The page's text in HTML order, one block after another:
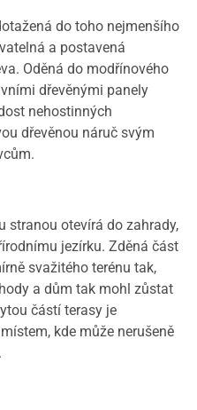
do toho nejmenšího
a postavená
Oděná do modřínového
dřevěnými panely
nehostinných
dřevěnou náruč svým
stranou otevírá do zahrady,
jezírku. Zděná část
svažitého terénu tak,
a dům tak mohl zůstat
částí terasy je
kde může nerušeně